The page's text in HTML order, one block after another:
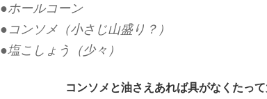
●ホールコーン
●コンソメ（小さじ山盛り？）
●塩こしょう（少々）
コンソメと油さえあれば具がなくたっ